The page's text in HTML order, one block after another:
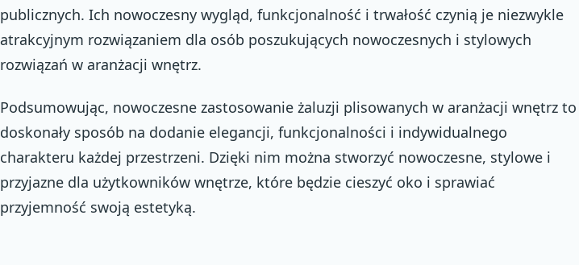
publicznych. Ich nowoczesny wygląd, funkcjonalność i trwałość czynią je niezwykle
atrakcyjnym rozwiązaniem dla osób poszukujących nowoczesnych i stylowych
rozwiązań w aranżacji wnętrz.
Podsumowując, nowoczesne zastosowanie żaluzji plisowanych w aranżacji wnętrz to
doskonały sposób na dodanie elegancji, funkcjonalności i indywidualnego
charakteru każdej przestrzeni. Dzięki nim można stworzyć nowoczesne, stylowe i
przyjazne dla użytkowników wnętrze, które będzie cieszyć oko i sprawiać
przyjemność swoją estetyką.